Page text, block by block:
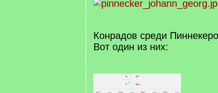
Конрадов среди
Вот один из них: